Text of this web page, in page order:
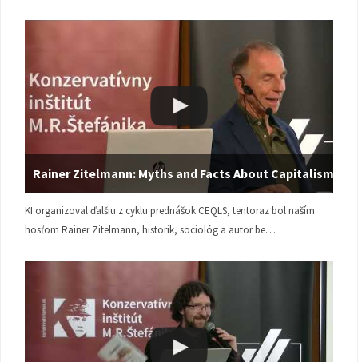
Rainer Zitelmann: Myths and Facts About Capitalism
KI organizoval ďalšiu z cyklu prednášok CEQLS, tentoraz bol naším
hosťom Rainer Zitelmann, historik, sociológ a autor be…